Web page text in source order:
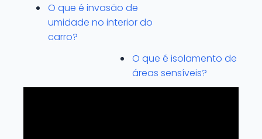
O que é invasão de
umidade no interior do
carro?
O que é isolamento de
áreas sensíveis?